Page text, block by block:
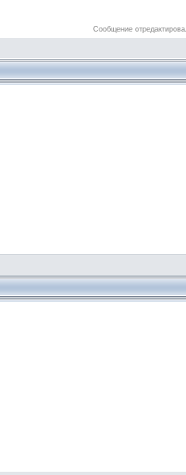
Сообщение